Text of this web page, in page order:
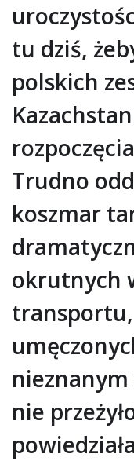
tu dziś,
polskich
Trudno
koszmar
okrutnych
nieznanym
nie